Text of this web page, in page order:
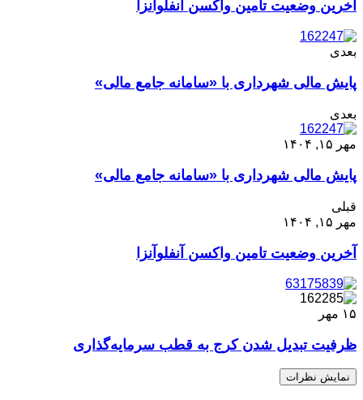
آخرین وضعیت تامین واکسن آنفلوآنزا
بعدی
پایش مالی شهرداری با «سامانه جامع مالی»
بعدی
مهر ۱۵, ۱۴۰۴
پایش مالی شهرداری با «سامانه جامع مالی»
قبلی
مهر ۱۵, ۱۴۰۴
آخرین وضعیت تامین واکسن آنفلوآنزا
۱۵ مهر
ظرفیت تبدیل شدن کرج به قطب سرمایه‌گذاری
نمایش نظرات